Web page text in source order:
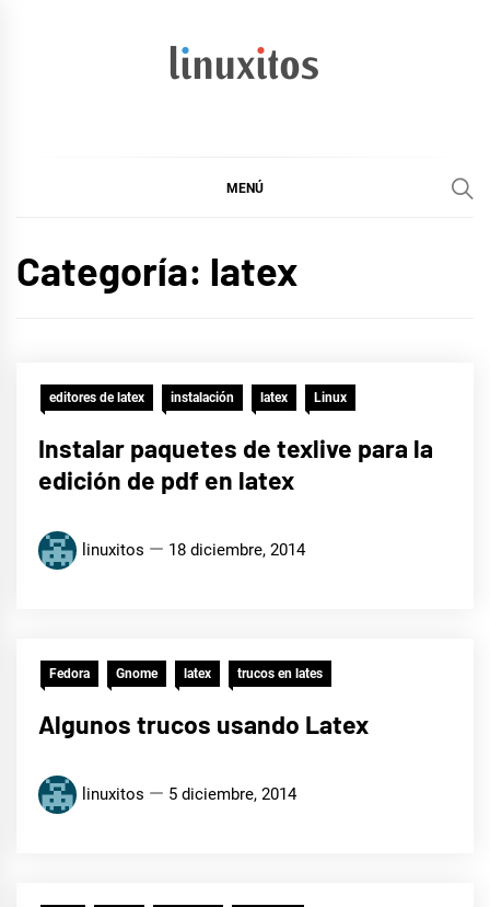
MENÚ
Categoría: latex
editores de latex instalación latex Linux
Instalar paquetes de texlive para la
edición de pdf en latex
linuxitos 18 diciembre, 2014
Fedora Gnome latex trucos en lates
Algunos trucos usando Latex
linuxitos 5 diciembre, 2014